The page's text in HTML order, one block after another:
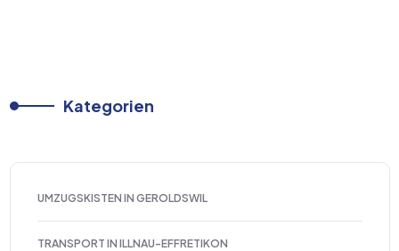
Kategorien
UMZUGSKISTEN IN GEROLDSWIL
TRANSPORT IN ILLNAU-EFFRETIKON